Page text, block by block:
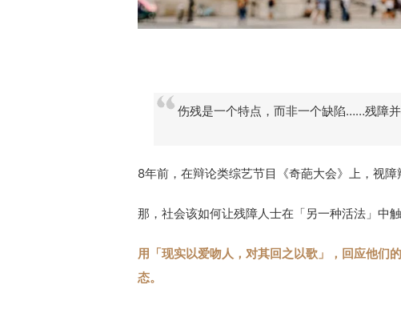
伤残是一个特点，而非一个缺陷……残障
8年前，在辩论类综艺节目《奇葩大会》上，视障
那，社会该如何让残障人士在「另一种活法」中
用「现实以爱吻人，对其回之以歌」，回应他们
态。